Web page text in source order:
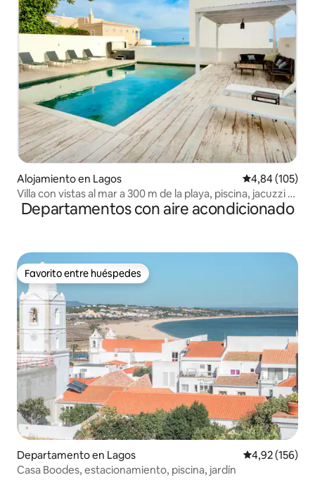
Alojamiento en Lagos Calificación
4,84 (105)
Villa con vistas al mar a 300 m de la playa, piscina, jacuzzi y
aire acondicionado
Departamentos con aire acondicionado
Favorito entre huéspedes
Favorito entre huéspedes
Departamento en Lagos Calificación
4,92 (156)
Casa Boodes, estacionamiento, piscina, jardín